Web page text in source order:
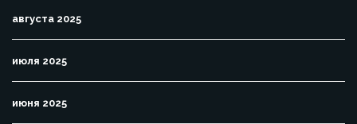
августа 2025
июля 2025
июня 2025